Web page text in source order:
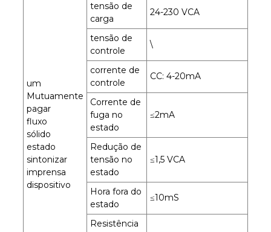
um
Mutuamente
pagar
fluxo
sólido
estado
sintonizar
imprensa
dispositivo
tensão de
carga
24-230 VCA
tensão de
controle
\
corrente de
controle
CC: 4-20mA
Corrente de
fuga no
estado
≤2mA
Redução de
tensão no
estado
≤1,5 VCA
Hora fora do
estado
≤10mS
Resistência